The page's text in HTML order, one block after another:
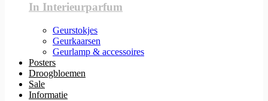
In Interieurparfum
Geurstokjes
Geurkaarsen
Geurlamp & accessoires
Posters
Droogbloemen
Sale
Informatie